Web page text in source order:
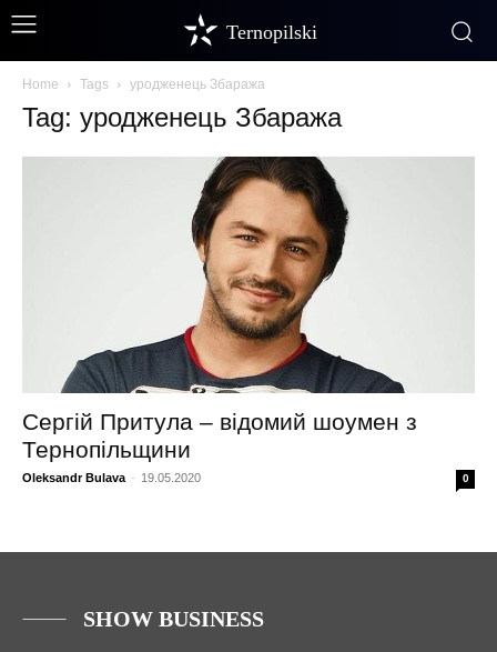
Ternopilski
Home Tags уродженець Збаража
Tag: уродженець Збаража
Сергій Притула – відомий шоумен з
Тернопільщини
Oleksandr Bulava - 19.05.2020 0
SHOW BUSINESS